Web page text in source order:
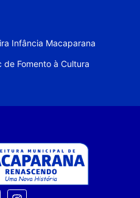
Infância Macaparana
de Fomento à Cultura